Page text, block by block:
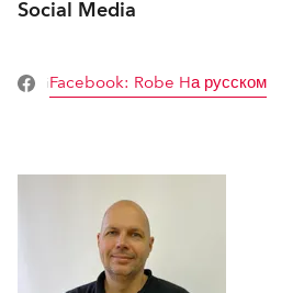
Social Media
iFacebook: Robe Hа русском